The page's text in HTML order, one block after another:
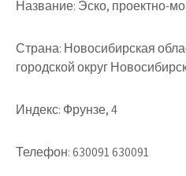
Название: Эско, проектно-
Страна: Новосибирская
городской округ
Индекс: Фрунзе, 4
Телефон: 630091 630091